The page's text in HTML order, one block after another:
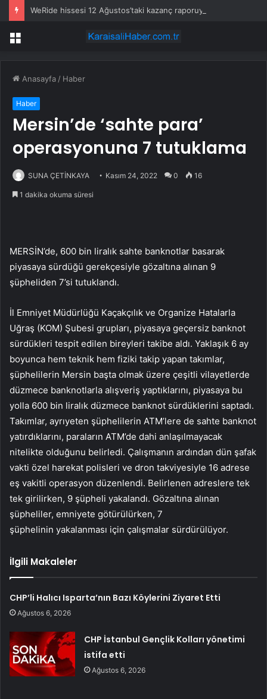
Menü
Anasayfa / Haber
Haber
Mersin’de ‘sahte para’
operasyonuna 7 tutuklama
SUNA ÇETİNKAYA Kasım 24, 2022 0 16
1 dakika okuma süresi
MERSİN’de, 600 bin liralık sahte banknotlar basarak
piyasaya sürdüğü gerekçesiyle gözaltına alınan 9
şüpheliden 7’si tutuklandı.
İl Emniyet Müdürlüğü Kaçakçılık ve Organize Hatalarla
Uğraş (KOM) Şubesi grupları, piyasaya geçersiz banknot
sürdükleri tespit edilen bireyleri takibe aldı. Yaklaşık 6 ay
boyunca hem teknik hem fiziki takip yapan takımlar,
şüphelilerin Mersin başta olmak üzere çeşitli vilayetlerde
düzmece banknotlarla alışveriş yaptıklarını, piyasaya bu
yolla 600 bin liralık düzmece banknot sürdüklerini saptadı.
Takımlar, ayrıyeten şüphelilerin ATM’lere de sahte banknot
yatırdıklarını, paraların ATM’de dahi anlaşılmayacak
nitelikte olduğunu belirledi. Çalışmanın ardından dün şafak
vakti özel harekat polisleri ve dron takviyesiyle 16 adrese
eş vakitli operasyon düzenlendi. Belirlenen adreslere tek
tek girilirken, 9 şüpheli yakalandı. Gözaltına alınan
şüpheliler, emniyete götürülürken, 7
şüphelinin yakalanması için çalışmalar sürdürülüyor.
İlgili Makaleler
CHP’li Halıcı Isparta’nın Bazı Köylerini Ziyaret Etti
Ağustos 6, 2026
CHP İstanbul Gençlik Kolları yönetimi
istifa etti
Ağustos 6, 2026